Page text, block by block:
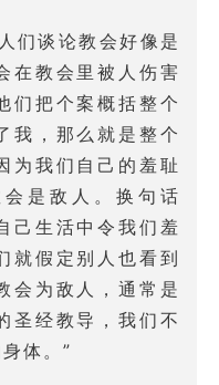
们谈论教会好像是
在教会里被人伤害
们把个案概括整个
我，那么就是整个
为我们自己的羞耻
是敌人。换句话
己生活中令我们羞
就假定别人也看到
会为敌人，通常是
圣经教导，我们不
体。”